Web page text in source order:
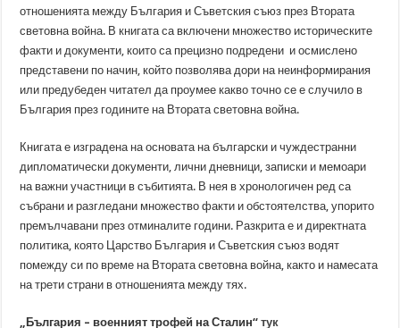
отношенията между България и Съветския съюз през Втората
световна война. В книгата са включени множество историческите
факти и документи, които са прецизно подредени и осмислено
представени по начин, който позволява дори на неинформирания
или предубеден читател да проумее какво точно се е случило в
България през годините на Втората световна война.
Книгата е изградена на основата на български и чуждестранни
дипломатически документи, лични дневници, записки и мемоари
на важни участници в събитията. В нея в хронологичен ред са
събрани и разгледани множество факти и обстоятелства, упорито
премълчавани през отминалите години. Разкрита е и директната
политика, която Царство България и Съветския съюз водят
помежду си по време на Втората световна война, както и намесата
на трети страни в отношенията между тях.
„България – военният трофей на Сталин“тук